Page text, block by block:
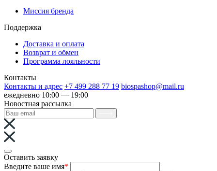
Миссия бренда
Поддержка
Доставка и оплата
Возврат и обмен
Программа лояльности
Контакты
Контакты и адрес +7 499 288 77 19 biospashop@mail.ru
ежедневно 10:00 — 19:00
Новостная рассылка
Оставить заявку
Введите ваше имя*